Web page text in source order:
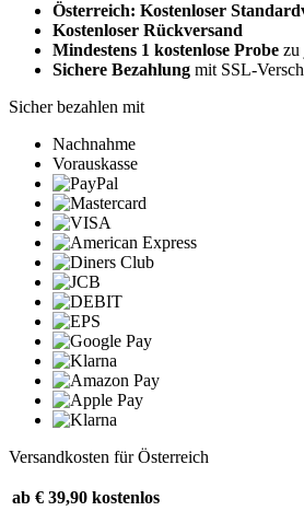
Österreich: Kostenloser
Kostenloser Rückversand
Mindestens 1 kostenlose Probe zu
Sichere Bezahlung mit SSL-
Sicher bezahlen mit
Nachnahme
Vorauskasse
Versandkosten für Österreich
ab € 39,90 kostenlos